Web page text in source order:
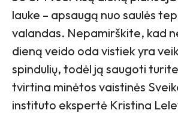
lauke – apsaugą nuo saulės
valandas. Nepamirškite, kad
dieną veido oda vistiek yra
spindulių, todėl ją saugoti
tvirtina minėtos vaistinės
instituto ekspertė Kristina